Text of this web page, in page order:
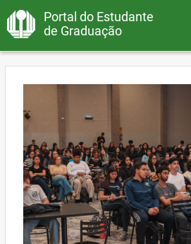
Portal do Estudante
de Graduação